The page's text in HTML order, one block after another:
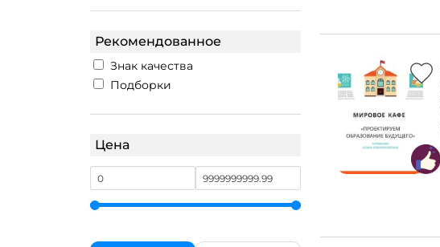
Рекомендованное
Знак качества
Подборки
Цена